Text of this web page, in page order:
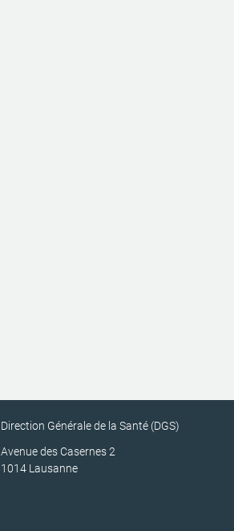
Direction Générale de la Santé (DGS)
Avenue des Casernes 2
1014 Lausanne